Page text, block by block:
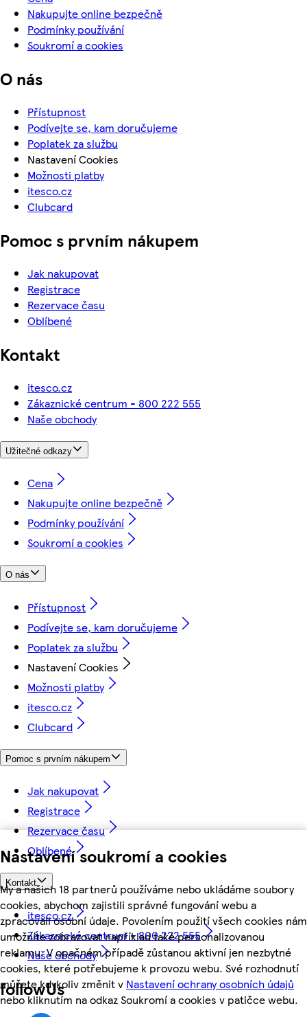
Nastavení soukromí a cookies
My a našich 18 partnerů používáme nebo ukládáme soubory
cookies, abychom zajistili správné fungování webu a
zpracovali osobní údaje. Povolením použití všech cookies nám
umožníte zobrazovat například také personalizovanou
reklamu. V opačném případě zůstanou aktivní jen nezbytné
cookies, které potřebujeme k provozu webu. Své rozhodnutí
můžete kdykoliv změnit v Nastavení ochrany osobních údajů
nebo kliknutím na odkaz Soukromí a cookies v patičce webu.
Nakupujte online bezpečně
Podmínky používání
Soukromí a cookies
O nás
Přístupnost
Podívejte se, kam doručujeme
Poplatek za službu
Nastavení Cookies
Možnosti platby
itesco.cz
Clubcard
Pomoc s prvním nákupem
Jak nakupovat
Registrace
Rezervace času
Oblíbené
Kontakt
itesco.cz
Zákaznické centrum - 800 222 555
Naše obchody
Užitečné odkazy
Cena
Nakupujte online bezpečně
Podmínky používání
Soukromí a cookies
O nás
Přístupnost
Podívejte se, kam doručujeme
Poplatek za službu
Nastavení Cookies
Možnosti platby
itesco.cz
Clubcard
Pomoc s prvním nákupem
Jak nakupovat
Registrace
Rezervace času
Oblíbené
Kontakt
itesco.cz
Zákaznické centrum - 800 222 555
Naše obchody
followUs